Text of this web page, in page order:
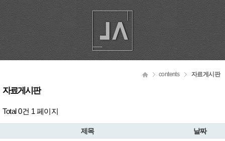
contents 자료게시판
자료게시판
Total 0건 1 페이지
제목 날짜